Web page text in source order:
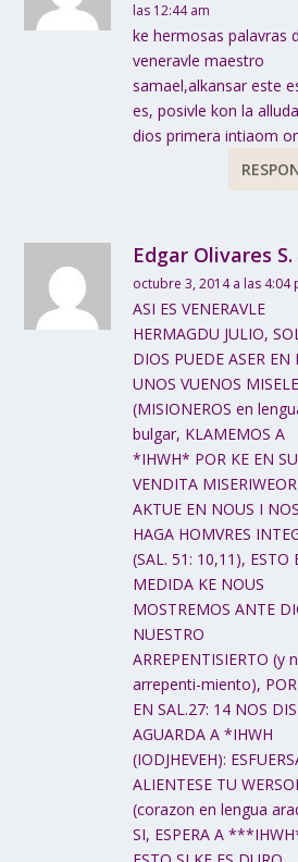
las 12:44 am
ke hermosas palavras
veneravle maestro
samael,alkansar este
es, posivle kon la
dios primera intiaom
Edgar Olivares S.
octubre 3, 2014 a las 4:04
ASI ES VENERAVLE
HERMAGDU JULIO,
DIOS PUEDE ASER EN
UNOS VUENOS
(MISIONEROS en
bulgar, KLAMEMOS A
*IHWH* POR KE EN SU
VENDITA
AKTUE EN NOUS I NOS
HAGA HOMVRES
(SAL. 51: 10,11), ESTO
MEDIDA KE NOUS
MOSTREMOS ANTE
NUESTRO
ARREPENTISIERTO (y
arrepenti-miento), POR
EN SAL.27: 14 NOS
AGUARDA A *IHWH
(IODJHEVEH):
ALIENTESE TU
(corazon en lengua
SI, ESPERA A